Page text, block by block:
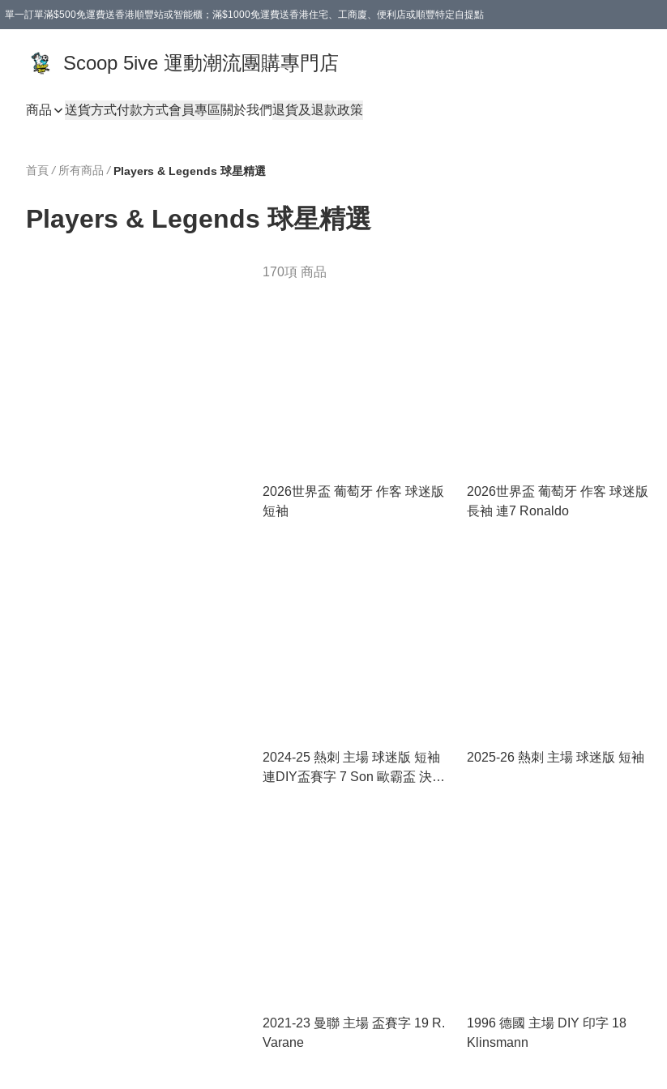
單一訂單滿$500免運費送香港順豐站或智能櫃；滿$1000免運費送香港住宅、工商廈、便利店或順豐特定自提點
Scoop 5ive 運動潮流團購專門店
商品 送貨方式付款方式會員專區關於我們退貨及退款政策
首頁 / 所有商品 / Players & Legends 球星精選
Players & Legends 球星精選
170項 商品
2026世界盃 葡萄牙 作客 球迷版
短袖
2026世界盃 葡萄牙 作客 球迷版
長袖 連7 Ronaldo
2024-25 熱刺 主場 球迷版 短袖
連DIY盃賽字 7 Son 歐霸盃 決賽
2025-26 熱刺 主場 球迷版 短袖
2021-23 曼聯 主場 盃賽字 19 R.
Varane
1996 德國 主場 DIY 印字 18
Klinsmann